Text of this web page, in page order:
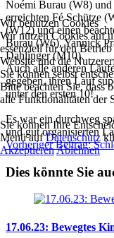
Noémi Burau (W8)
erreichten Fé Schütze
(W12) und einen
Burau (W6), Yannick
Dahlinger (M10).
Auch alle anderen
gegeben, ihren Lauf
unter den ersten 10!
Es war ein durchweg
und gut organisierten
Vorheriger Beitrag:
Dies könnte Sie
17.06.23: Bewegtes
Wir benutzen Cookies
Wir nutzen Cookies auf
essenziell für den
Website und die
Sie können selbst
Bitte beachten Sie, dass
alle Funktionalitäten der
Sie können Ihre
Menü aufDatenschutz
AkzeptierenAblehnen